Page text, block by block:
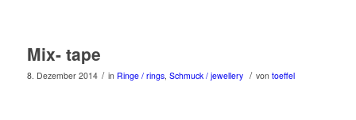
Mix- tape
8. Dezember 2014 / in Ringe / rings, Schmuck / jewellery / von toeffel